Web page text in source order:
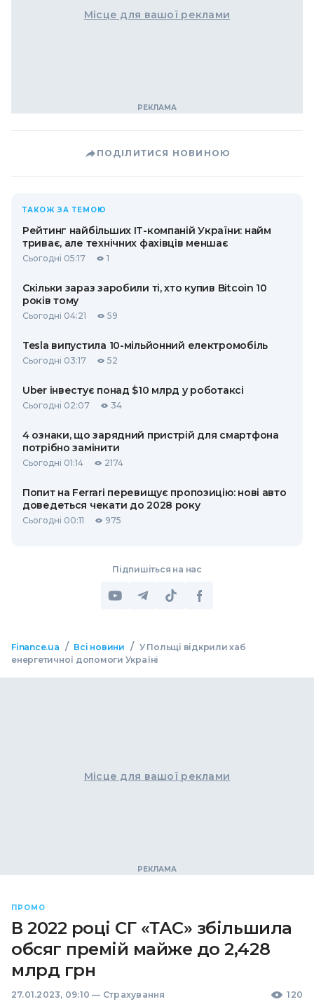
Місце для вашої реклами
ПОДІЛИТИСЯ НОВИНОЮ
ТАКОЖ ЗА ТЕМОЮ
Рейтинг найбільших ІТ-компаній України: найм
триває, але технічних фахівців меншає
Сьогодні 05:17 1
Скільки зараз заробили ті, хто купив Bitcoin 10
років тому
Сьогодні 04:21 59
Tesla випустила 10-мільйонний електромобіль
Сьогодні 03:17 52
Uber інвестує понад $10 млрд у роботаксі
Сьогодні 02:07 34
4 ознаки, що зарядний пристрій для смартфона
потрібно замінити
Сьогодні 01:14 2174
Попит на Ferrari перевищує пропозицію: нові авто
доведеться чекати до 2028 року
Сьогодні 00:11 975
Підпишіться на нас
Finance.ua / Всі новини / У Польщі відкрили хаб
енергетичної допомоги Україні
Місце для вашої реклами
ПРОМО
В 2022 році СГ «ТАС» збільшила
обсяг премій майже до 2,428
млрд грн
27.01.2023, 09:10 — Страхування 120